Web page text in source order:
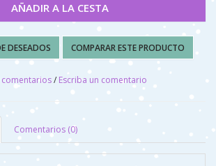
AÑADIR A LA CESTA
DESEADOS COMPARAR ESTE PRODUCTO
comentarios/ Escriba un comentario
Comentarios (0)